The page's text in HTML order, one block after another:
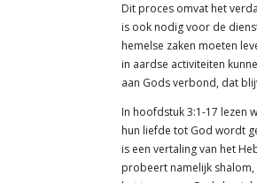
Dit proces omvat het
is ook nodig voor de
hemelse zaken moeten
in aardse activiteiten
aan Gods verbond, dat
In hoofdstuk 3:1-17 lezen
hun liefde tot God wordt
is een vertaling van het
probeert namelijk